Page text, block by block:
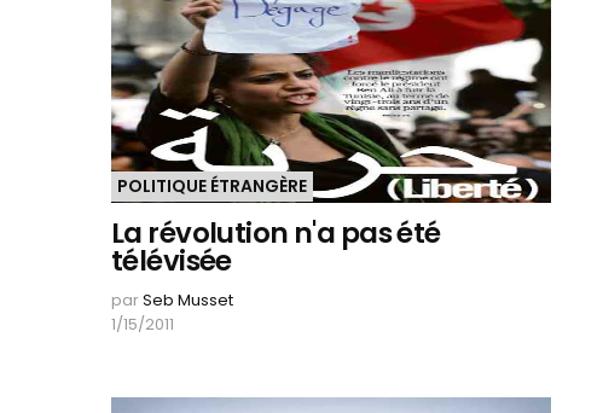
POLITIQUE ÉTRANGÈRE
La révolution n'a pas été
télévisée
parSeb Musset
1/15/2011